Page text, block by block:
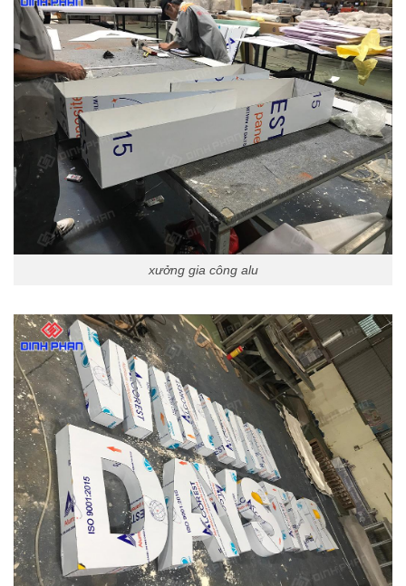
xưởng gia công alu